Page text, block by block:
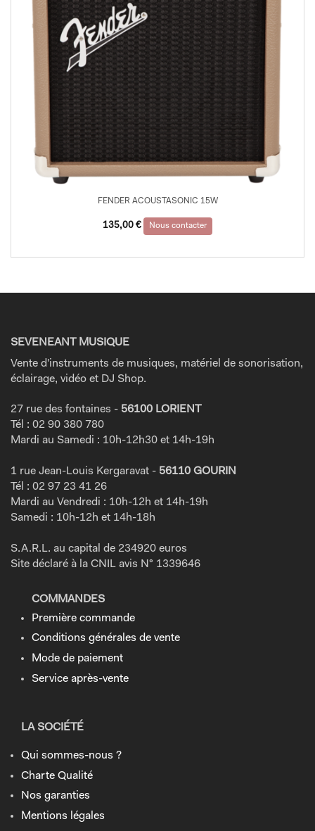
FENDER ACOUSTASONIC 15W
135,00 € Nous contacter
SEVENEANT MUSIQUE
Vente d'instruments de musiques, matériel de sonorisation,
éclairage, vidéo et DJ Shop.
27 rue des fontaines - 56100 LORIENT
Tél : 02 90 380 780
Mardi au Samedi : 10h-12h30 et 14h-19h
1 rue Jean-Louis Kergaravat - 56110 GOURIN
Tél : 02 97 23 41 26
Mardi au Vendredi : 10h-12h et 14h-19h
Samedi : 10h-12h et 14h-18h
S.A.R.L. au capital de 234920 euros
Site déclaré à la CNIL avis N° 1339646
COMMANDES
Première commande
Conditions générales de vente
Mode de paiement
Service après-vente
LA SOCIÉTÉ
Qui sommes-nous ?
Charte Qualité
Nos garanties
Mentions légales